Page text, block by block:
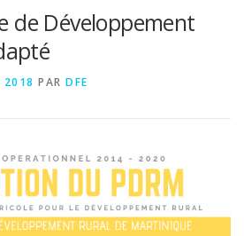
UN PROJET
ZOOM EUROPE
de Développement
2018 PAR DFE